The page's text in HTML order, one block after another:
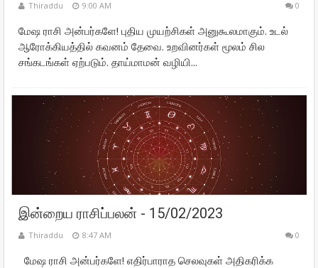
Thiraddu 9:00 AM 0
மேஷ ராசி அன்பர்களே! புதிய முயற்சிகள் அனுகூலமாகும். உடல்
ஆரோக்கியத்தில் கவனம் தேவை. உறவினர்கள் மூலம் சில
சங்கடங்கள் ஏற்படும். தாய்மாமன் வழியி...
இன்றைய ராசிப்பலன் - 15/02/2023
Thiraddu 8:47 AM 0
மேஷ ராசி அன்பர்களே! எதிர்பாராத செலவுகள் அதிகரிக்க